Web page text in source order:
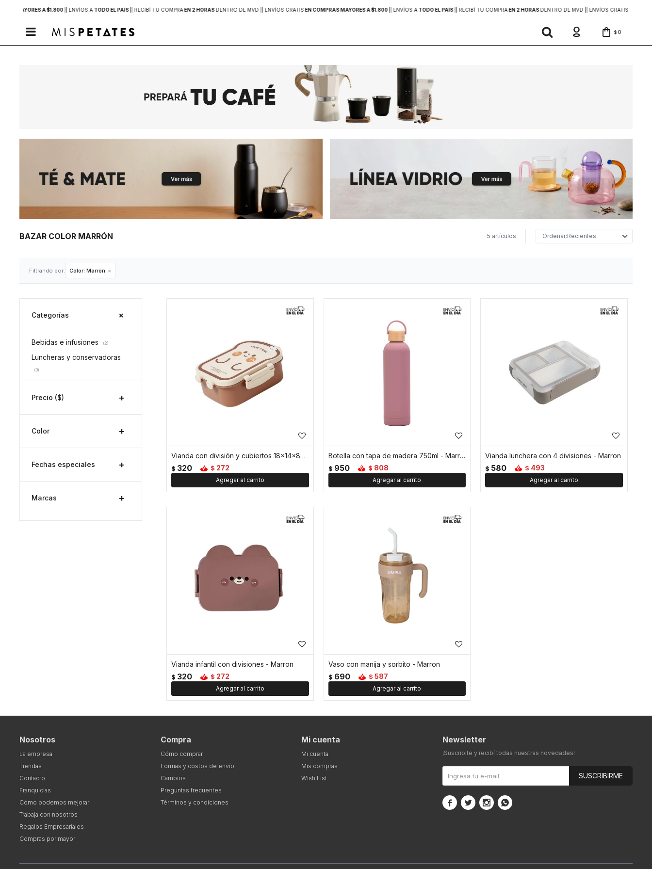
MAYORES A $1.800 | ENVÍOS A TODO EL PAÍS | RECIBÍ TU COMPRAEN 2 HORASDENTRO DE MVD | | ENVÍOS GRATISEN COMPRAS MAYORES A $1.800 | ENVÍOS A TODO EL PAÍS | RECIBÍ TU COMPRAEN 2 HORASDENTRO DE MVD | | ENVÍOS GRATIS
 $ 0
BAZAR COLOR MARRÓN 5 artículos Recientes
Filtrando por: Color: Marrón
Vianda con división y cubiertos 18x14x8cm Tostada - Marron
$ 320 $ 272
Botella con tapa de madera 750ml - Marron
$ 950 $ 808
Vianda lunchera con 4 divisiones - Marron
$ 580 $ 493
Vianda infantil con divisiones - Marron
$ 320 $ 272
Vaso con manija y sorbito - Marron
$ 690 $ 587
Categorías
Bebidas e infusiones (2)
Luncheras y conservadoras
(3)
Precio ($)
Color
Fechas especiales
Marcas
Nosotros
La empresa
Tiendas
Contacto
Franquicias
Cómo podemos mejorar
Trabaja con nosotros
Regalos Empresariales
Compras por mayor
Compra
Cómo comprar
Formas y costos de envío
Cambios
Preguntas frecuentes
Términos y condiciones
Mi cuenta
Mi cuenta
Mis compras
Wish List
Newsletter
¡Suscribite y recibí todas nuestras novedades!
SUSCRIBIRME
   